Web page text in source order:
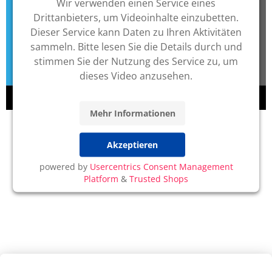
Wir verwenden einen Service eines
Drittanbieters, um Videoinhalte einzubetten.
Dieser Service kann Daten zu Ihren Aktivitäten
sammeln. Bitte lesen Sie die Details durch und
stimmen Sie der Nutzung des Service zu, um
dieses Video anzusehen.
Mehr Informationen
Akzeptieren
powered by Usercentrics Consent Management
Platform & Trusted Shops